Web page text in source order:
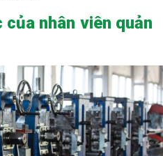
nhân viên quản